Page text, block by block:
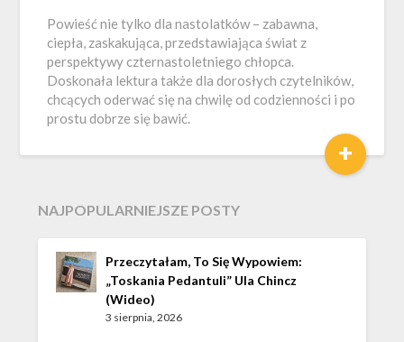
Powieść nie tylko dla nastolatków – zabawna,
ciepła, zaskakująca, przedstawiająca świat z
perspektywy czternastoletniego chłopca.
Doskonała lektura także dla dorosłych czytelników,
chcących oderwać się na chwilę od codzienności i po
prostu dobrze się bawić.
+
NAJPOPULARNIEJSZE POSTY
Przeczytałam, To Się Wypowiem:
„Toskania Pedantuli” Ula Chincz
(wideo)
3 sierpnia, 2026